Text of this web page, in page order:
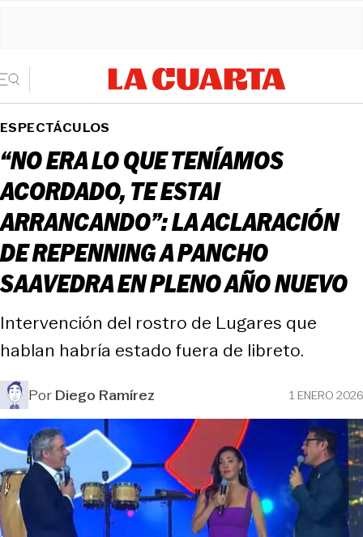
ESPECTÁCULOS
“NO ERA LO QUE TENÍAMOS
ACORDADO, TE ESTAI
ARRANCANDO”: LA ACLARACIÓN
DE REPENNING A PANCHO
SAAVEDRA EN PLENO AÑO NUEVO
Intervención del rostro de Lugares que
hablan habría estado fuera de libreto.
PorDiego Ramírez 1 ENERO 2026